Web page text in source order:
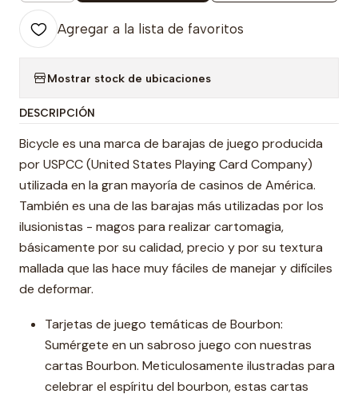
Agregar a la lista de favoritos
Mostrar stock de ubicaciones
DESCRIPCIÓN
Bicycle es una marca de barajas de juego producida
por USPCC (United States Playing Card Company)
utilizada en la gran mayoría de casinos de América.
También es una de las barajas más utilizadas por los
ilusionistas - magos para realizar cartomagia,
básicamente por su calidad, precio y por su textura
mallada que las hace muy fáciles de manejar y difíciles
de deformar.
Tarjetas de juego temáticas de Bourbon:
Sumérgete en un sabroso juego con nuestras
cartas Bourbon. Meticulosamente ilustradas para
celebrar el espíritu del bourbon, estas cartas